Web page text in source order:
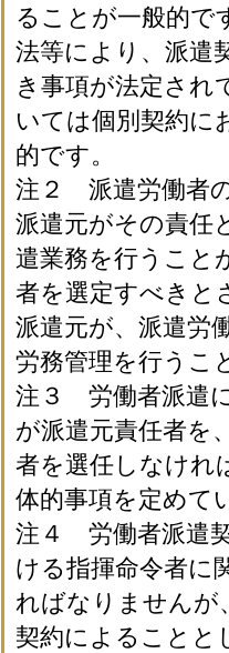
ることが一般的で
法等により、派遣
き事項が法定され
いては個別契約に
的です。
注２ 派遣労働者
派遣元がその責任
遣業務を行うこと
者を選定すべきと
派遣元が、派遣労
労務管理を行うこ
注３ 労働者派遣
が派遣元責任者を
者を選任しなけれ
体的事項を定めて
注４ 労働者派遣
ける指揮命令者に
ればなりませんが
契約によることと